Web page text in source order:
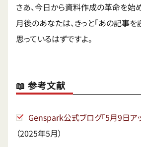
さあ、今日から資料作成の革命を始
月後のあなたは、きっと「あの記事を
思っているはずですよ。
📖 参考文献
Genspark公式ブログ「5月9日ア
（2025年5月）